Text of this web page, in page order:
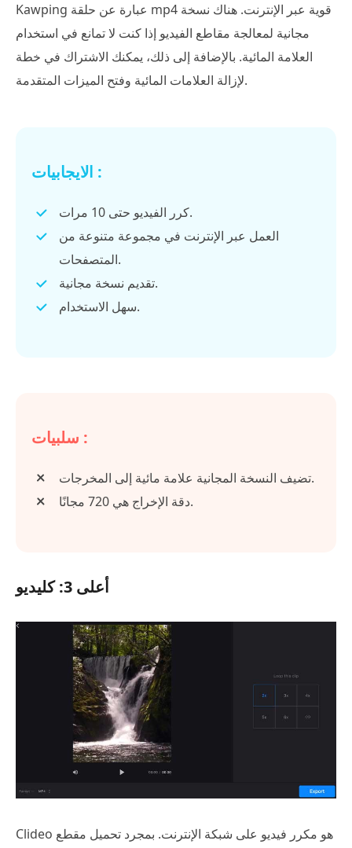
Kawping عبارة عن حلقة mp4 قوية عبر الإنترنت. هناك نسخة
مجانية لمعالجة مقاطع الفيديو إذا كنت لا تمانع في استخدام
العلامة المائية. بالإضافة إلى ذلك، يمكنك الاشتراك في خطة
لإزالة العلامات المائية وفتح الميزات المتقدمة.
الايجابيات :
كرر الفيديو حتى 10 مرات.
العمل عبر الإنترنت في مجموعة متنوعة من
المتصفحات.
تقديم نسخة مجانية.
سهل الاستخدام.
سلبيات :
تضيف النسخة المجانية علامة مائية إلى المخرجات.
دقة الإخراج هي 720 مجانًا.
أعلى 3: كليديو
Clideo هو مكرر فيديو على شبكة الإنترنت. بمجرد تحميل مقطع